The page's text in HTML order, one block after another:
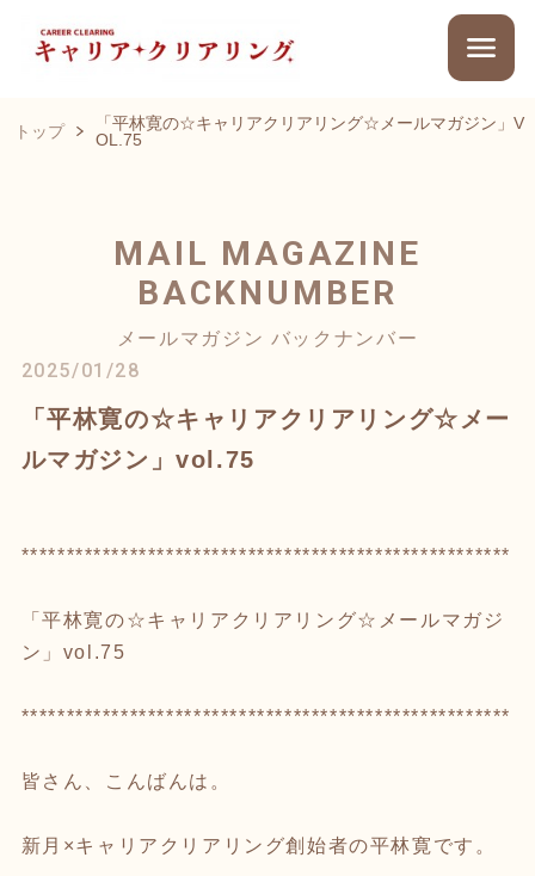
トップ
「平林寛の☆キャリアクリアリング☆メールマガジン」V
OL.75
MAIL MAGAZINE
BACKNUMBER
メールマガジン バックナンバー
2025/01/28
「平林寛の☆キャリアクリアリング☆メー
ルマガジン」vol.75
******************************************************
「平林寛の☆キャリアクリアリング☆メールマガジ
ン」vol.75
******************************************************
皆さん、こんばんは。
新月×キャリアクリアリング創始者の平林寛です。